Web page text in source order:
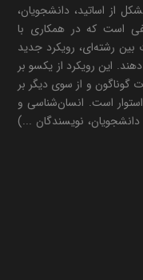
اساتید، دانشجویان،
است که در همکاری با
رشته‌ای، رویکرد جدید
این رویکرد از یکسو بر
و از سوی دیگر بر
است. انسان‌شناسی و
نویسندگان ...)